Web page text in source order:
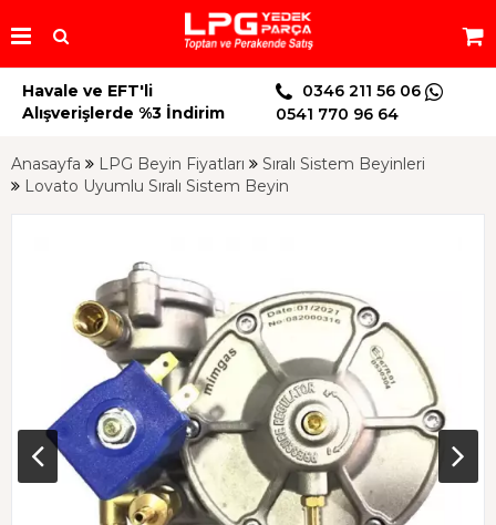
Havale ve EFT'li
Alışverişlerde %3 İndirim
0346 211 56 06
0541 770 96 64
Anasayfa LPG Beyin Fiyatları
Sıralı Sistem Beyinleri
Lovato Uyumlu Sıralı Sistem Beyin